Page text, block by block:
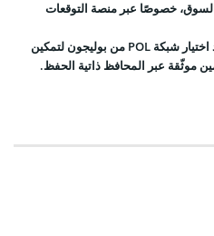
خصوصًا عبر منصة التوقعات
وفي المقابل، أعلنت شركة ماستركارد اختيار شبكة POL من بوليجون لتمكين
موثّقة عبر المحافظ ذاتية الحفظ.